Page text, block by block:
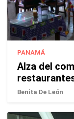
PANAMÁ
Alza del
Benita De León